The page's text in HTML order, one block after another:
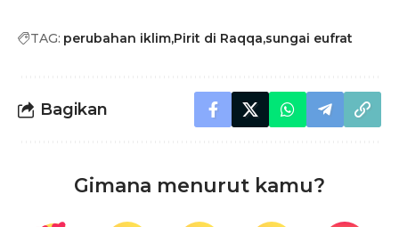
TAG: perubahan iklim Pirit di Raqqa sungai eufrat
Bagikan
Gimana menurut kamu?